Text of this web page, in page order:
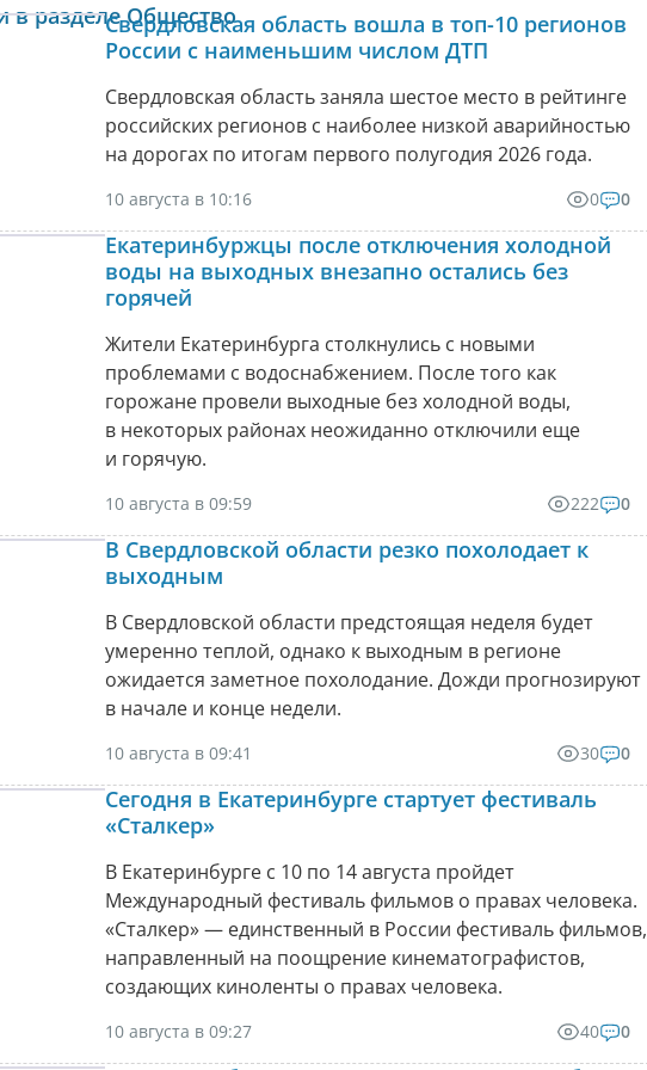
в разделе Общество
Свердловская область вошла в топ-10 регионов
России с наименьшим числом ДТП
Свердловская область заняла шестое место в рейтинге
российских регионов с наиболее низкой аварийностью
на дорогах по итогам первого полугодия 2026 года.
10 августа в 10:16 0 0
Екатеринбуржцы после отключения холодной
воды на выходных внезапно остались без
горячей
Жители Екатеринбурга столкнулись с новыми
проблемами с водоснабжением. После того как
горожане провели выходные без холодной воды,
в некоторых районах неожиданно отключили еще
и горячую.
10 августа в 09:59 222 0
В Свердловской области резко похолодает к
выходным
В Свердловской области предстоящая неделя будет
умеренно теплой, однако к выходным в регионе
ожидается заметное похолодание. Дожди прогнозируют
в начале и конце недели.
10 августа в 09:41 30 0
Сегодня в Екатеринбурге стартует фестиваль
«Сталкер»
В Екатеринбурге с 10 по 14 августа пройдет
Международный фестиваль фильмов о правах человека.
«Сталкер» — единственный в России фестиваль фильмов,
направленный на поощрение кинематографистов,
создающих киноленты о правах человека.
10 августа в 09:27 40 0